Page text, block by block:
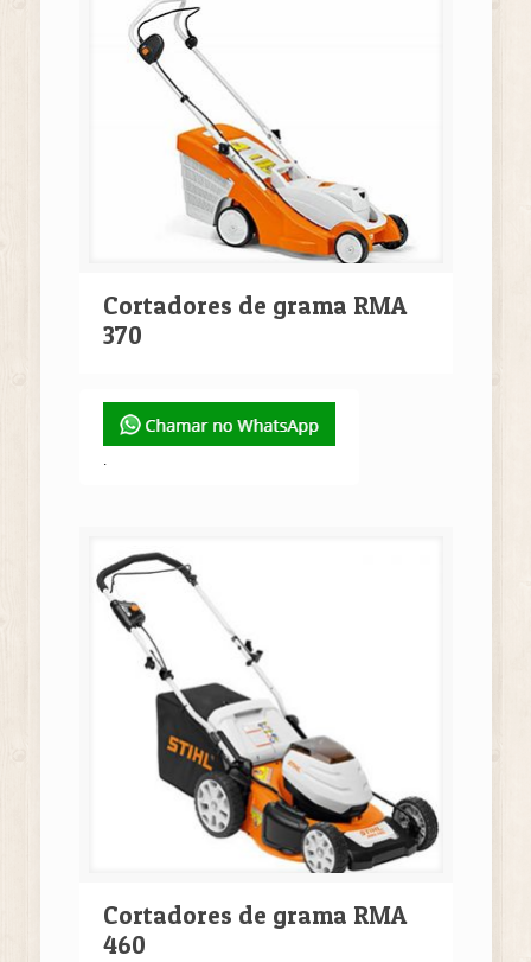
Cortadores de grama RMA
370
.
Cortadores de grama RMA
460